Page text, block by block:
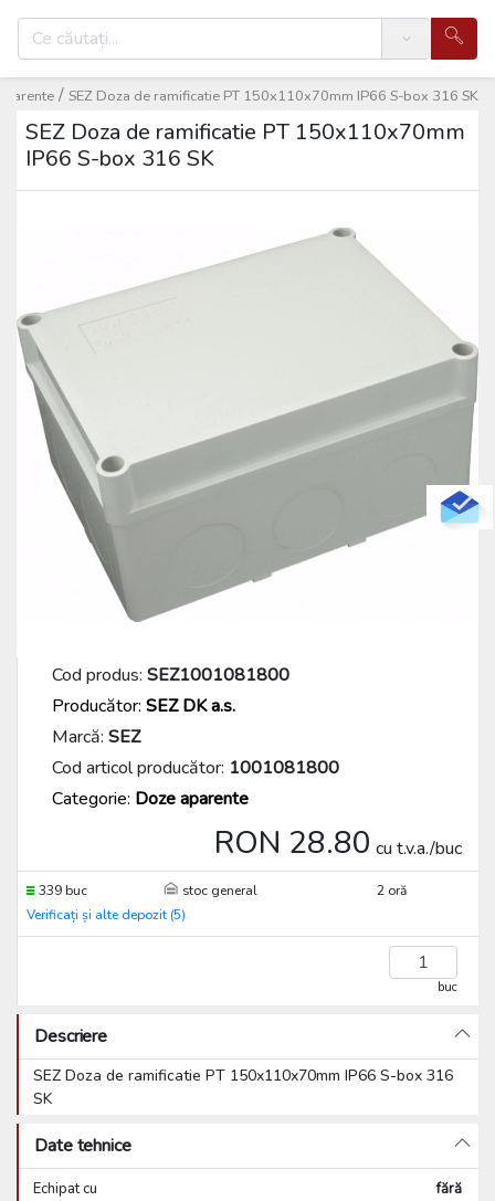
Search
SEZ Doza de ramificatie PT 150x110x70mm IP66 S-box 316 SK
/
SEZ Doza de ramificatie PT 150x110x70mm
IP66 S-box 316 SK
Cod produs: SEZ1001081800
Producător: SEZ DK a.s.
Marcă: SEZ
Cod articol producător: 1001081800
Categorie: Doze aparente
RON 28.80 cu t.v.a./buc
339 buc stoc general
2 oră
Verificați și alte depozit (5)
buc
Descriere
SEZ Doza de ramificatie PT 150x110x70mm IP66 S-box 316
SK
Date tehnice
Echipat cu
fără